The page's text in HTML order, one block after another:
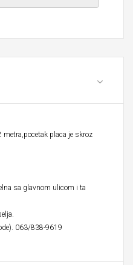
placa je skroz
sa glavnom ulicom i ta
063/838-9619